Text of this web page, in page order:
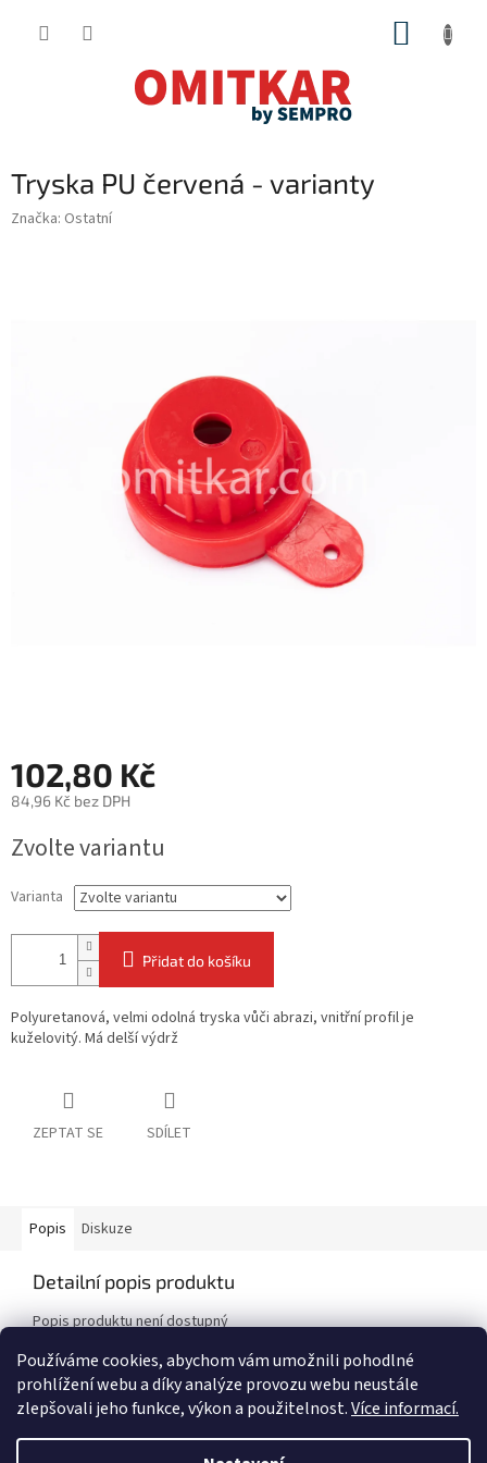
Používáme cookies, abychom vám umožnili pohodlné
prohlížení webu a díky analýze provozu webu neustále
zlepšovali jeho funkce, výkon a použitelnost.Více informací.
Tryska PU červená - varianty
Značka: Ostatní
102,80 Kč
84,96 Kč bez DPH
cena:
Zvolte variantu
Varianta
Přidat do košíku
Polyuretanová, velmi odolná tryska vůči abrazi, vnitřní profil je
kuželovitý. Má delší výdrž
ZEPTAT SE SDÍLET
Popis Diskuze
Detailní popis produktu
Popis produktu není dostupný